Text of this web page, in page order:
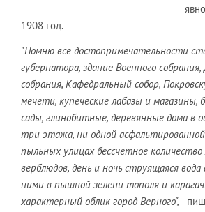
1908 год.
"Помню все достопримечательности
губернатора, здание Военного
собрания, Кафедральный собор,
мечети, купеческие лабазы и магазины,
сады, глинобитные, деревянные дома в
три этажа, ни одной асфальтированной
пыльных улицах бессчетное
верблюдов, день и ночь струящаяся вода
ними в пышной зелени тополя и
характерный облик город Верного", -